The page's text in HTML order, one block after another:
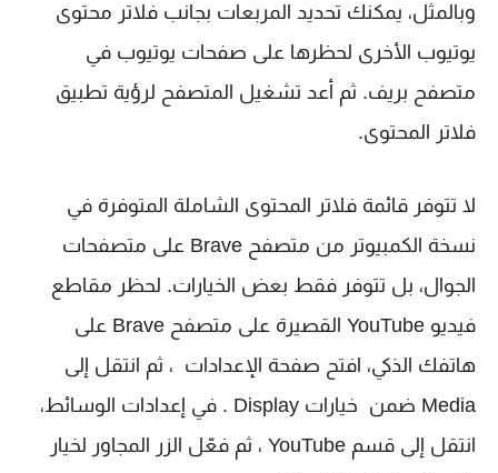
وبالمثل، يمكنك تحديد المربعات بجانب فلاتر محتوى
يوتيوب الأخرى لحظرها على صفحات يوتيوب في
متصفح بريف. ثم أعد تشغيل المتصفح لرؤية تطبيق
فلاتر المحتوى.
لا تتوفر قائمة فلاتر المحتوى الشاملة المتوفرة في
نسخة الكمبيوتر من متصفح Brave على متصفحات
الجوال، بل تتوفر فقط بعض الخيارات. لحظر مقاطع
فيديو YouTube القصيرة على متصفح Brave على
هاتفك الذكي، افتح صفحة الإعدادات ، ثم انتقل إلى
Media ضمن خيارات Display . في إعدادات الوسائط،
انتقل إلى قسم YouTube ، ثم فعّل الزر المجاور لخيار